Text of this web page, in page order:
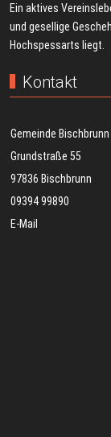
Ein aktives
und gesellige
Hochspessarts liegt.
Kontakt
Gemeinde Bischbrunn
Grundstraße 55
97836 Bischbrunn
09394 99890
E-Mail